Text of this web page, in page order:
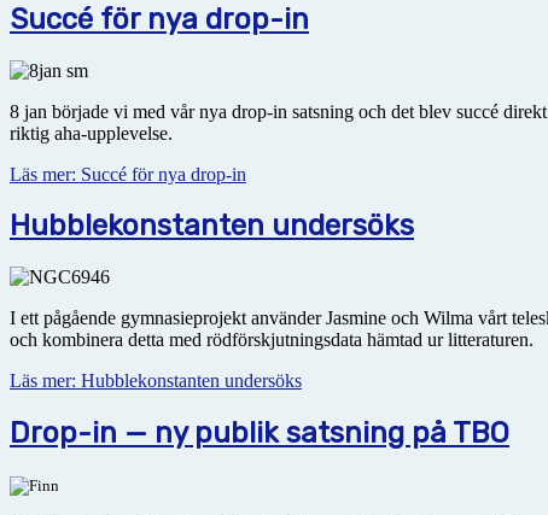
Succé för nya drop-in
8 jan började vi med vår nya drop-in satsning och det blev succé
riktig aha-upplevelse.
Läs mer: Succé för nya drop-in
Hubblekonstanten undersöks
I ett pågående gymnasieprojekt använder Jasmine och Wilma vårt
och kombinera detta med rödförskjutningsdata hämtad ur litteraturen.
Läs mer: Hubblekonstanten undersöks
Drop-in — ny publik satsning på TBO